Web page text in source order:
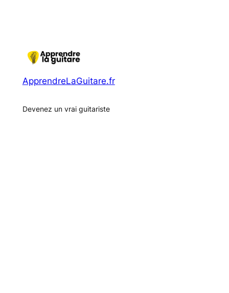
ApprendreLaGuitare.fr
Devenez un vrai guitariste